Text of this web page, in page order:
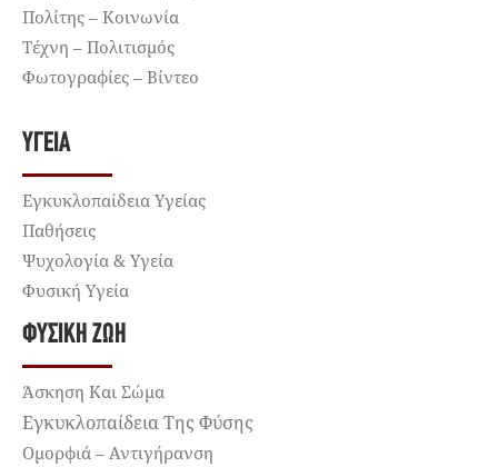
Πολίτης – Κοινωνία
Τέχνη – Πολιτισμός
Φωτογραφίες – Βίντεο
ΥΓΕΊΑ
Εγκυκλοπαίδεια Υγείας
Παθήσεις
Ψυχολογία & Υγεία
Φυσική Υγεία
ΦΥΣΙΚΉ ΖΩΉ
Άσκηση Και Σώμα
Εγκυκλοπαίδεια Της Φύσης
Ομορφιά – Αντιγήρανση